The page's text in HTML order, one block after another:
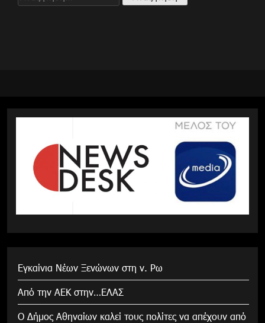
για:
Εγκαίνια Νέων Ξενώνων στη ν. Ρω
Από την ΑΕΚ στην…ΕΛΑΣ
Ο Δήμος Αθηναίων καλεί τους πολίτες να απέχουν από